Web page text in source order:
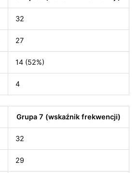
32
27
14 (52%)
4
Grupa 7 (wskaźnik frekwencji)
32
29